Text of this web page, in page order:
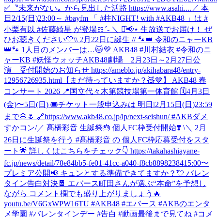
✅〝未来がない〟から見出した活路 https://www.asahi.... ／ 本
日2/15(日)23:00～ #bayfm 「 #柱NIGHT! with #AKB48 」は #
小栗有以 #佐藤綺星 が登場🎀´‐ ＼ ⋆͛📢⋆ 生放送でお届け！ ぜ
ひお聴きください🤍\\ 2月22日に誕生 // 🐾👑 令和のニャーKB
👑🐾 1人目のメンバーは…🐱💜 AKB48 #川村結衣 #令和のニ
ャーKB #妖怪ウォッチAKB48劇場 2月23日～2月27日公
演 受付開始のお知らせ https://ameblo.jp/akihabara48/entry-
12956726935.html 【まだ待っていますか？🧸🤎】 AKB48 春
コンサート 2026 📍国立代々木第競技場第一体育館 🗓️4月3日
(金)〜5日(日) 🎟️チケット一般申込みは 明日❕2月15日(日)23:59
まで🌸🌷 🔗https://www.akb48.co.jp/lp/next-seishun/ #AKBダメ
すかコン/／ 髙橋彩音 生誕祭🎂 個人FC枠受付開始❣️ \＼ 2月
26日に生誕祭を行う #髙橋彩音 の 個人FC枠応募受付をスタ
ート🌟 詳しくはこちらをチェック👇 https://takahashiayane-
fc.jp/news/detail/78e84bb5-fe01-41cc-a040-f8cb8898238415:00〜
プレミア公開📢 キュンとする準備できてますか？💘 バレン
タイン告白対決🍫 エバース町田さんが選ぶ“本命”を予想し
ながら コメント欄でも盛り上がりましょう🔥
youtu.be/V6GxWPW16TU #AKB48 #エバース #AKBのエンタ
メ学園 #バレンタインデー #告白 #動画最後まで見てね #コメ